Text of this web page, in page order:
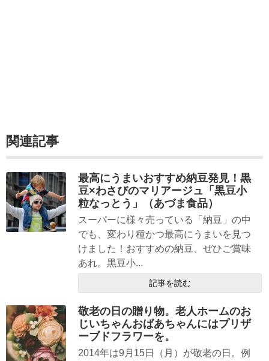
関連記事
最高にうまいおすすめ納豆発見！黒
豆×わさびのマリアージュ「黒豆小
粒なっとう」（あづま食品）
スーパーに様々売っている「納豆」の中
でも、変わり種かつ最高にうまいを見つ
けました！おすすめの納豆、ぜひご賞味
あれ。黒豆小...
記事を読む
敬老の日の贈り物。老人ホームのお
じいちゃんおばあちゃんにはプリザ
ーブドフラワーを。
2014年は9月15日（月）が敬老の日。例